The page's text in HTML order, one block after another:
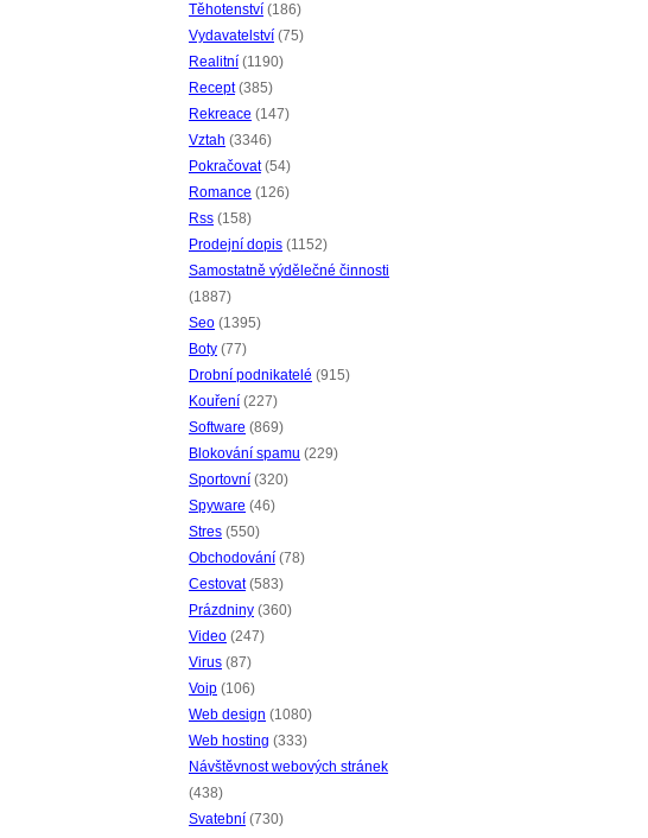
Těhotenství (186)
Vydavatelství (75)
Realitní (1190)
Recept(385)
Rekreace (147)
Vztah (3346)
Pokračovat(54)
Romance (126)
Rss (158)
Prodejní dopis (1152)
Samostatně výdělečné činnosti
(1887)
Seo (1395)
Boty (77)
Drobní podnikatelé (915)
Kouření (227)
Software (869)
Blokování spamu (229)
Sportovní (320)
Spyware (46)
Stres (550)
Obchodování (78)
Cestovat(583)
Prázdniny (360)
Video (247)
Virus (87)
Voip (106)
Web design (1080)
Web hosting (333)
Návštěvnost webových stránek
(438)
Svatební (730)